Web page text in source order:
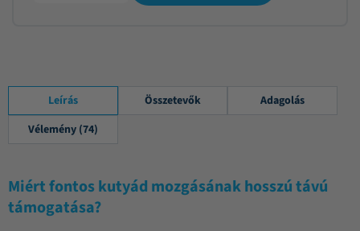
Leírás Összetevők
Adagolás
Vélemény (74)
Miért fontos kutyád mozgásának hosszú távú
támogatása?